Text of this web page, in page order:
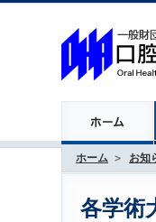
ホーム お知
各学術